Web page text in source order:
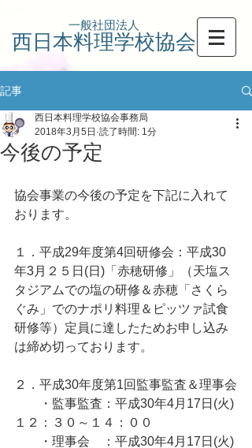
一般社団法人
西日本料理学校協会
記事
今後の予定
西日本料理学校協会事務局
2018年3月5日 読了時間: 1分
協会事業の今後の予定を下記に入れて
おります。
１．平成29年度第4回研修会：平成30
年3月２５日(日)「赤穂研修」（天塩ス
タジアムでの塩の研修＆赤穂「さくら
ぐみ」でのナポリ料理＆ピッツァ試食
研修等）定員に達したためお申し込み
は締め切っております。
２．平成30年度第1回監事監査＆理事会
・監事監査：平成30年4月17日(火)
１２：３０～１４：００
・理事会　：平成30年4月17日(火)